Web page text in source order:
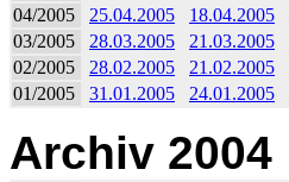
04/2005
25.04.2005 18.04.2005
03/2005
28.03.2005 21.03.2005
02/2005
28.02.2005 21.02.2005
01/2005
31.01.2005 24.01.2005
Archiv 2004